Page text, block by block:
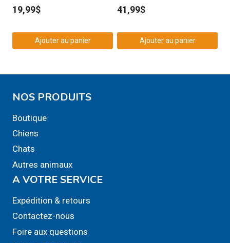
sur
page
du
sur
page
du
19,99$
Ajouter au panier
41,99$
Ajouter au panier
NOS PRODUITS
Boutique
Chiens
Chats
Autres animaux
A VOTRE SERVICE
Expédition & retours
Contactez-nous
Foire aux questions